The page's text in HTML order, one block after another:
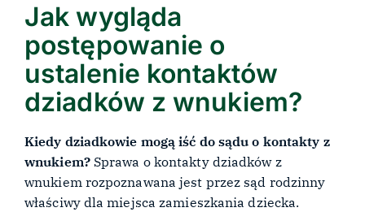
Jak wygląda
postępowanie o
ustalenie kontaktów
dziadków z wnukiem?
Kiedy dziadkowie mogą iść do sądu o kontakty z
wnukiem?Sprawa o kontakty dziadków z
wnukiem rozpoznawana jest przez sąd rodzinny
właściwy dla miejsca zamieszkania dziecka.